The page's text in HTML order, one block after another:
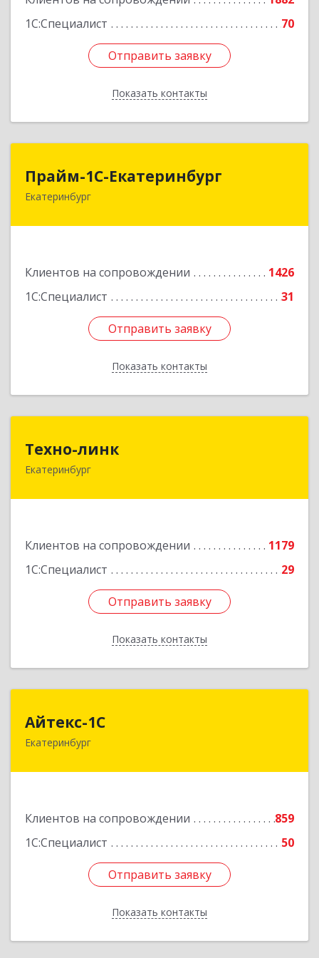
1С:Специалист
70
Отправить заявку
Показать контакты
Отправить заявку
Назад
Прайм-1С-Екатеринбург
Екатеринбург
Клиентов на сопровождении
1426
1С:Специалист
31
Отправить заявку
Показать контакты
Прайм-1С-Екатеринбург
620142, Свердловская обл, Екатеринбург г, 8
Отправить заявку
Назад
Техно-линк
Екатеринбург
Клиентов на сопровождении
1179
1С:Специалист
29
Отправить заявку
Показать контакты
620000, Свердловская обл, Екатеринбург г,
Отправить заявку
Назад
Айтекс-1С
Екатеринбург
Клиентов на сопровождении
859
1С:Специалист
50
Отправить заявку
Показать контакты
620041, Свердловская обл, Екатеринбург г,
Отправить заявку
Назад